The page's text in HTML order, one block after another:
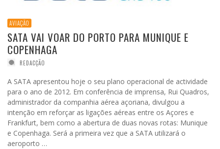
AVIAÇÃO
SATA VAI VOAR DO PORTO PARA MUNIQUE E
COPENHAGA
REDACÇÃO
A SATA apresentou hoje o seu plano operacional de actividade
para o ano de 2012. Em conferência de imprensa, Rui Quadros,
administrador da companhia aérea açoriana, divulgou a
intenção em reforçar as ligações aéreas entre os Açores e
Frankfurt, bem como a abertura de duas novas rotas: Munique
e Copenhaga. Será a primeira vez que a SATA utilizará o
aeroporto …